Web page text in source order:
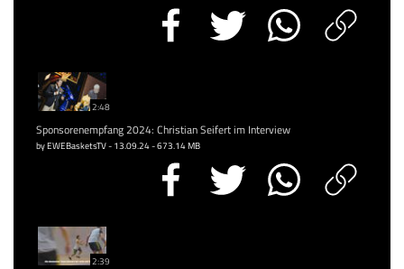
2:48
Sponsorenempfang 2024: Christian Seifert im Interview
by EWEBasketsTV - 13.09.24 - 673.14 MB
2:39